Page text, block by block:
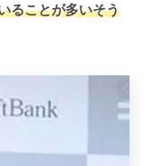
ることが多いそう